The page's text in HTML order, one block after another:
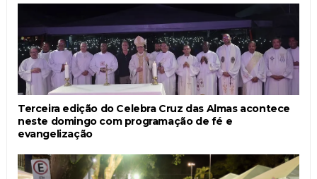
Terceira edição do Celebra Cruz das Almas acontece
neste domingo com programação de fé e
evangelização